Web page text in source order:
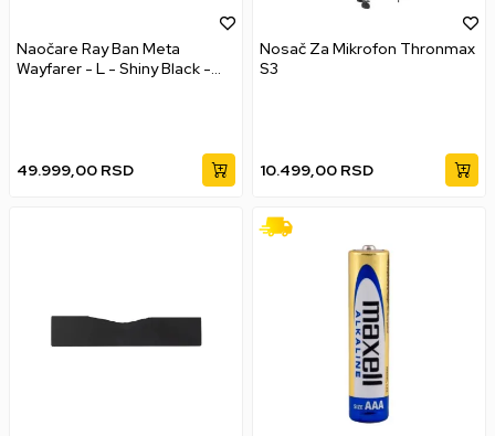
Naočare Ray Ban Meta
Wayfarer - L - Shiny Black -
49.999,00 RSD
Nosač Za Mikrofon Thronmax
S3
10.499,00 RSD